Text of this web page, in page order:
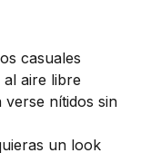
casuales
aire libre
verse nítidos sin
un look